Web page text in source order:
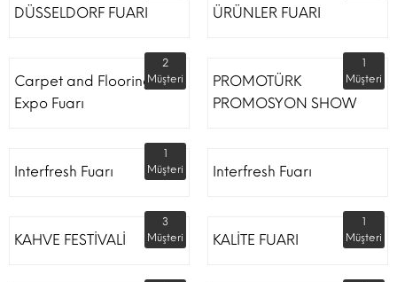
DÜSSELDORF FUARI
ÜRÜNLER FUARI
Carpet and Flooring
Expo Fuarı
2
Müşteri
PROMOTÜRK
PROMOSYON SHOW
1
Müşteri
Interfresh Fuarı
1
Müşteri
Interfresh Fuarı
KAHVE FESTİVALİ
3
Müşteri
KALİTE FUARI
1
Müşteri